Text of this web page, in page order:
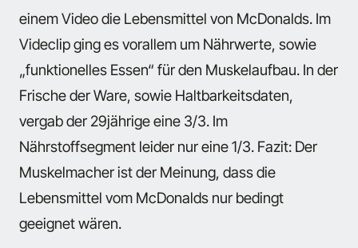
einem Video die Lebensmittel von McDonalds. Im
Videclip ging es vorallem um Nährwerte, sowie
„funktionelles Essen“ für den Muskelaufbau. In der
Frische der Ware, sowie Haltbarkeitsdaten,
vergab der 29jährige eine 3/3. Im
Nährstoffsegment leider nur eine 1/3. Fazit: Der
Muskelmacher ist der Meinung, dass die
Lebensmittel vom McDonalds nur bedingt
geeignet wären.